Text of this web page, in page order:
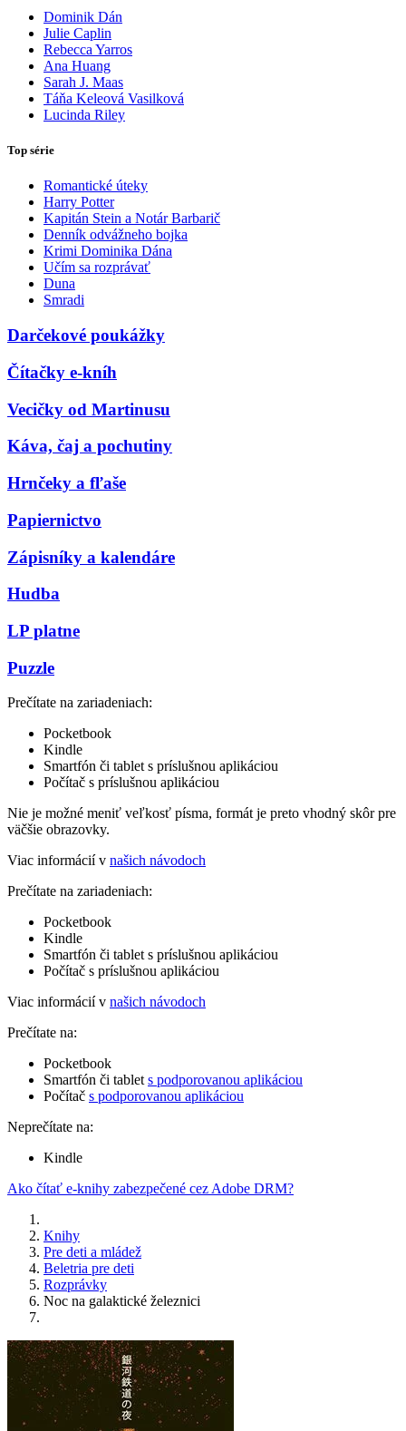
Dominik Dán
Julie Caplin
Rebecca Yarros
Ana Huang
Sarah J. Maas
Táňa Keleová Vasilková
Lucinda Riley
Top série
Romantické úteky
Harry Potter
Kapitán Stein a Notár Barbarič
Denník odvážneho bojka
Krimi Dominika Dána
Učím sa rozprávať
Duna
Smradi
Darčekové poukážky
Čítačky e-kníh
Vecičky od Martinusu
Káva, čaj a pochutiny
Hrnčeky a fľaše
Papiernictvo
Zápisníky a kalendáre
Hudba
LP platne
Puzzle
Prečítate na zariadeniach:
Pocketbook
Kindle
Smartfón či tablet s príslušnou aplikáciou
Počítač s príslušnou aplikáciou
Nie je možné meniť veľkosť písma, formát je preto vhodný skôr pre
väčšie obrazovky.
Viac informácií v našich návodoch
Prečítate na zariadeniach:
Pocketbook
Kindle
Smartfón či tablet s príslušnou aplikáciou
Počítač s príslušnou aplikáciou
Viac informácií v našich návodoch
Prečítate na:
Pocketbook
Smartfón či tablet s podporovanou aplikáciou
Počítač s podporovanou aplikáciou
Neprečítate na:
Kindle
Ako čítať e-knihy zabezpečené cez Adobe DRM?
Knihy
Pre deti a mládež
Beletria pre deti
Rozprávky
Noc na galaktické železnici